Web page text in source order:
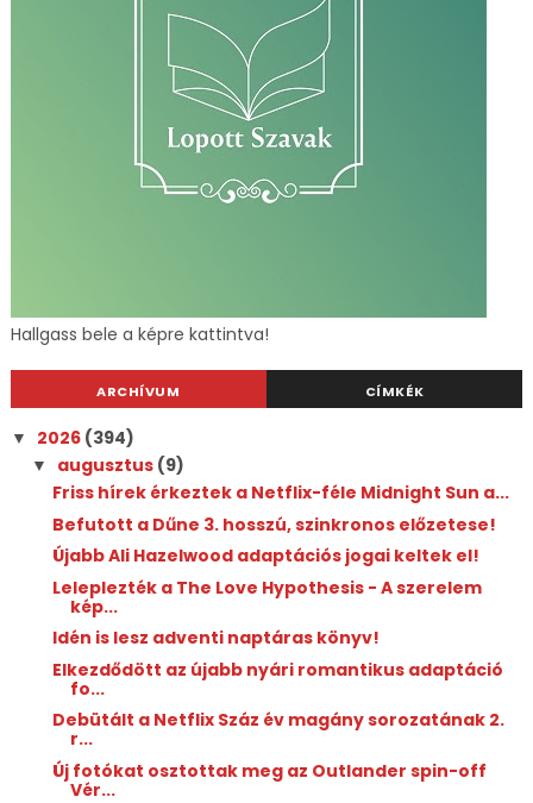
Hallgass bele a képre kattintva!
ARCHÍVUM CÍMKÉK
▼ 2026 (394)
▼ augusztus (9)
Friss hírek érkeztek a Netflix-féle Midnight Sun a...
Befutott a Dűne 3. hosszú, szinkronos előzetese!
Újabb Ali Hazelwood adaptációs jogai keltek el!
Leleplezték a The Love Hypothesis - A szerelem
kép...
Idén is lesz adventi naptáras könyv!
Elkezdődött az újabb nyári romantikus adaptáció
fo...
Debütált a Netflix Száz év magány sorozatának 2.
r...
Új fotókat osztottak meg az Outlander spin-off
Vér...